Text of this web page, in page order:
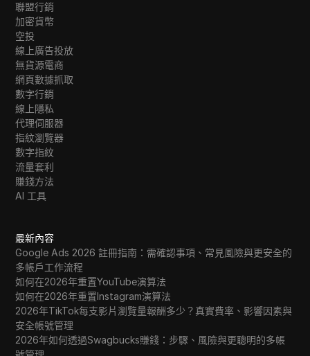
聯盟行銷
加密貨幣
空投
線上廣告投放
無貨源電商
網頁數據抓取
數字行銷
線上隱私
代理伺服器
指紋瀏覽器
數字指紋
流量套利
賺錢方法
AI 工具
最新內容
Google Ads 2026 註冊指南：需確認事項、常見風險與更安全的
多帳戶工作流程
如何在2026年重置YouTube演算法
如何在2026年重置Instagram演算法
2026年TikTok每支影片瀏覽量報酬多少？真實費率、影響因素與
安全帳號管理
2026年如何透過Swagbucks賺錢：步驟、風險與更聰明的多帳